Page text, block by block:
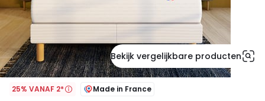
Bekijk vergelijkbare producten
25% VANAF 2*
Made in France